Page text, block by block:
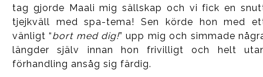
tag gjorde Maali mig sällskap och vi fick en
tjejkväll med spa-tema! Sen körde hon med
vänligt “bort med dig!” upp mig och simmade
längder själv innan hon frivilligt och helt
förhandling ansåg sig färdig.